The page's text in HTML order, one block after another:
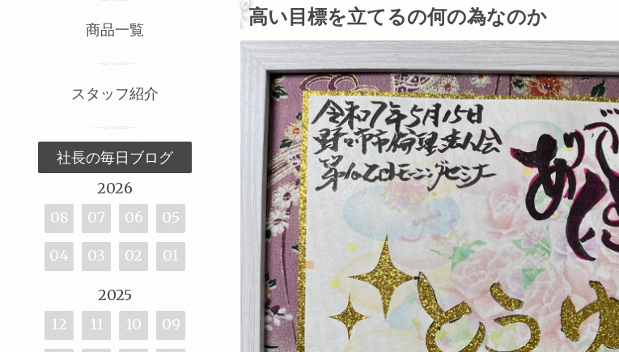
高い目標を立てるの何の為なのか
商品一覧
スタッフ紹介
社長の毎日ブログ
2026
08
07 06 05
04 03 02 01
2025
12
11 10 09